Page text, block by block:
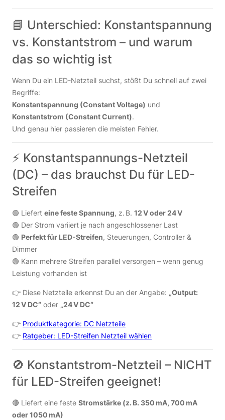
📘 Unterschied: Konstantspannung
vs. Konstantstrom – und warum
das so wichtig ist
Wenn Du ein LED-Netzteil suchst, stößt Du schnell auf zwei
Begriffe:
Konstantspannung (Constant Voltage) und
Konstantstrom (Constant Current).
Und genau hier passieren die meisten Fehler.
⚡ Konstantspannungs-Netzteil
(DC) – das brauchst Du für LED-
Streifen
🟢 Liefert eine feste Spannung, z. B. 12 V oder 24 V
🟢 Der Strom variiert je nach angeschlossener Last
🟢 Perfekt für LED-Streifen, Steuerungen, Controller &
Dimmer
🟢 Kann mehrere Streifen parallel versorgen – wenn genug
Leistung vorhanden ist
👉 Diese Netzteile erkennst Du an der Angabe: „Output:
12 V DC“ oder „24 V DC“
👉 Produktkategorie: DC Netzteile
👉 Ratgeber: LED-Streifen Netzteil wählen
🚫 Konstantstrom-Netzteil – NICHT
für LED-Streifen geeignet!
🔴 Liefert eine feste Stromstärke (z. B. 350 mA, 700 mA
oder 1050 mA)